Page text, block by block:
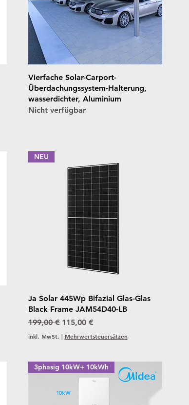
Schnellansicht
Vierfache Solar-Carport-
Überdachungssystem-Halterung,
wasserdichter, Aluminium
Nicht verfügbar
Schnellansicht
NEU
Ja Solar 445Wp Bifazial Glas-Glas
Black Frame JAM54D40-LB
Standardpreis
199,00 € Sale-Preis
115,00 €
inkl. MwSt. | Mehrwertsteuersätzen
3phasig 10kW+ 10kWh